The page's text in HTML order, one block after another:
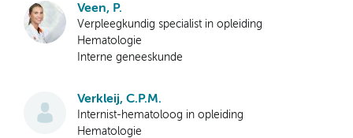
Veen, P.
Verpleegkundig specialist in opleiding
Hematologie
Interne geneeskunde
Verkleij, C.P.M.
Internist-hematoloog in opleiding
Hematologie